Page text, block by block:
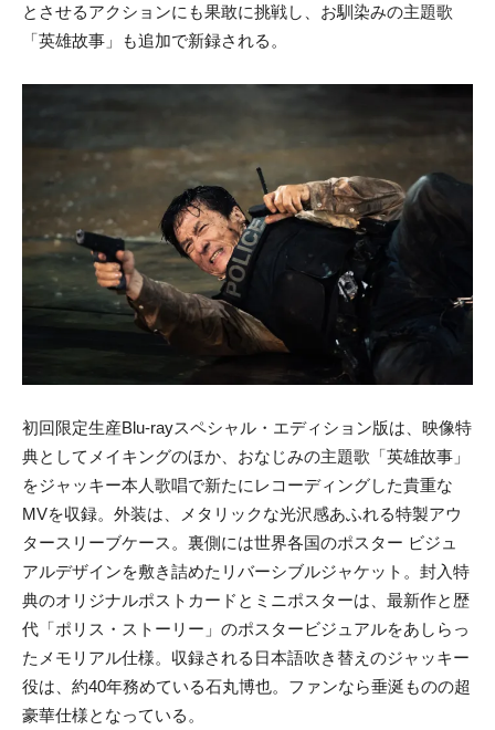
とさせるアクションにも果敢に挑戦し、お馴染みの主題歌
「英雄故事」も追加で新録される。
初回限定生産Blu-rayスペシャル・エディション版は、映像特
典としてメイキングのほか、おなじみの主題歌「英雄故事」
をジャッキー本人歌唱で新たにレコーディングした貴重な
MVを収録。外装は、メタリックな光沢感あふれる特製アウ
タースリーブケース。裏側には世界各国のポスター ビジュ
アルデザインを敷き詰めたリバーシブルジャケット。封入特
典のオリジナルポストカードとミニポスターは、最新作と歴
代「ポリス・ストーリー」のポスタービジュアルをあしらっ
たメモリアル仕様。収録される日本語吹き替えのジャッキー
役は、約40年務めている石丸博也。ファンなら垂涎ものの超
豪華仕様となっている。